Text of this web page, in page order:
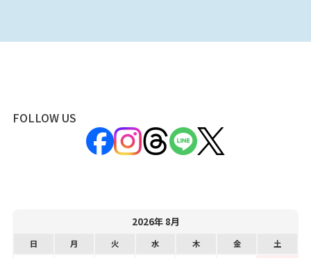
FOLLOW US
2026年 8月
日 月 火 水 木 金
土